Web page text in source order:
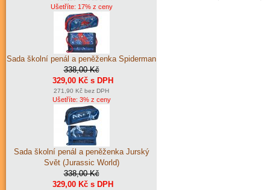
Ušetříte: 17% z ceny
Sada školní penál a peněženka Spiderman
338,00 Kč
329,00 Kč s DPH
271,90 Kč bez DPH
Ušetříte: 3% z ceny
Sada školní penál a peněženka Jurský
Svět (Jurassic World)
338,00 Kč
329,00 Kč s DPH